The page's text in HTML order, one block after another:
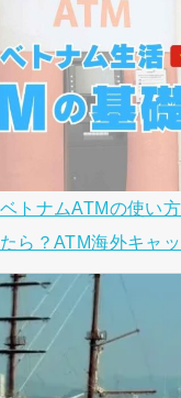
ベトナムATMの使い
ら？ATM海外キャ